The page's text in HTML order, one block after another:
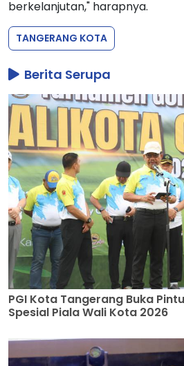
berkelanjutan," harapnya.
TANGERANG KOTA
Berita Serupa
PGI Kota Tangerang Buka
Spesial Piala Wali Kota 2026